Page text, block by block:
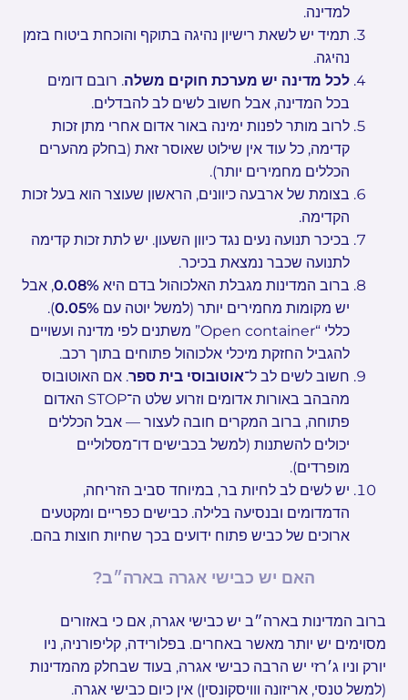
למדינה.
תמיד יש לשאת רישיון נהיגה בתוקף והוכחת ביטוח בזמן
נהיגה.
לכל מדינה יש מערכת חוקים משלה. רובם דומים
בכל המדינה, אבל חשוב לשים לב להבדלים.
לרוב מותר לפנות ימינה באור אדום אחרי מתן זכות
קדימה, כל עוד אין שילוט שאוסר זאת (בחלק מהערים
הכללים מחמירים יותר).
בצומת של ארבעה כיוונים, הראשון שעוצר הוא בעל זכות
הקדימה.
בכיכר תנועה נעים נגד כיוון השעון. יש לתת זכות קדימה
לתנועה שכבר נמצאת בכיכר.
ברוב המדינות מגבלת האלכוהול בדם היא 0.08%, אבל
יש מקומות מחמירים יותר (למשל יוטה עם 0.05%
).
כללי “Open container” משתנים לפי מדינה ועשויים
להגביל החזקת מיכלי אלכוהול פתוחים בתוך רכב.
חשוב לשים לב ל־אוטובוסי בית ספר. אם האוטובוס
מהבהב באורות אדומים וזרוע שלט ה־STOP האדום
פתוחה, ברוב המקרים חובה לעצור — אבל הכללים
יכולים להשתנות (למשל בכבישים דו־מסלוליים
מופרדים).
יש לשים לב לחיות בר, במיוחד סביב הזריחה,
הדמדומים ובנסיעה בלילה. כבישים כפריים ומקטעים
ארוכים של כביש פתוח ידועים בכך שחיות חוצות בהם.
האם יש כבישי אגרה בארה״ב?
ברוב המדינות בארה״ב יש כבישי אגרה, אם כי באזורים
מסוימים יש יותר מאשר באחרים. בפלורידה, קליפורניה, ניו
יורק וניו ג׳רזי יש הרבה כבישי אגרה, בעוד שבחלק מהמדינות
(למשל טנסי, אריזונה ווויסקונסין) אין כיום כבישי אגרה.